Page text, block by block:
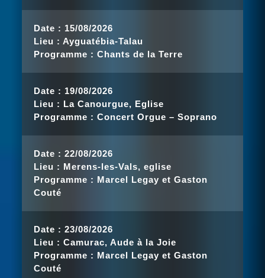
Date : 15/08/2026
Lieu : Ayguatébia-Talau
Programme : Chants de la Terre
Date : 19/08/2026
Lieu : La Canourgue, Eglise
Programme : Concert Orgue – Soprano
Date : 22/08/2026
Lieu : Merens-les-Vals, eglise
Programme : Marcel Legay et Gaston
Couté
Date : 23/08/2026
Lieu : Camurac, Aude à la Joie
Programme : Marcel Legay et Gaston
Couté